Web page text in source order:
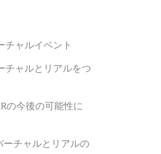
チャルイベント
チャルとリアルをつ
今後の可能性に
チャルとリアルの